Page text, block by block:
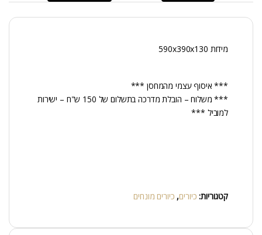
מידות 590x390x130
*** איסוף עצמי מהמחסן ***
*** משלוח – הובלת מדרכה בתשלום של 150 ש"ח – ישירות
למוביל ***
קטגוריות: כיורים, כיורים מונחים